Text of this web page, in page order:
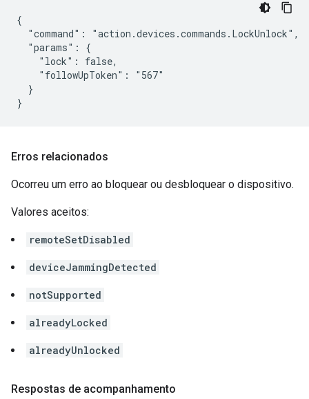
{
  "command": "action.devices.commands.LockUnlock",
  "params": {
    "lock": false,
    "followUpToken": "567"
  }
}
Erros relacionados
Ocorreu um erro ao bloquear ou desbloquear o dispositivo.
Valores aceitos:
remoteSetDisabled
deviceJammingDetected
notSupported
alreadyLocked
alreadyUnlocked
Respostas de acompanhamento